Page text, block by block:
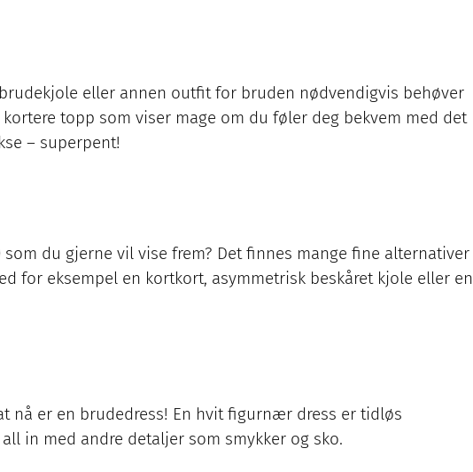
eller annen outfit for bruden nødvendigvis behøver
topp som viser mage om du føler deg bekvem med det
– superpent!
du gjerne vil vise frem? Det finnes mange fine alternativer
for eksempel en kortkort, asymmetrisk beskåret kjole eller en
nå er en brudedress! En hvit figurnær dress er tidløs
in med andre detaljer som smykker og sko.